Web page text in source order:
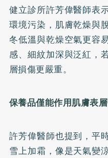
健立診所許芳偉醫師表
環境污染，肌膚乾燥與
冬低溫與乾燥空氣更容
感、細紋加深與泛紅，
層損傷更嚴重。
保養品僅能作用肌膚表
許芳偉醫師也提到，平
雪上加霜，像是天氣變